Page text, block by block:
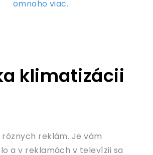
omnoho viac.
klimatizácii
reklám. Je vám
a v reklamách v televízii sa